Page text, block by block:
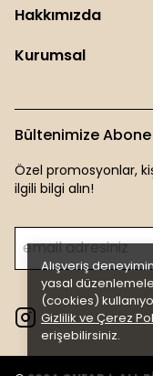
Alışveriş
yasal
(cookies)
Gizlilik ve Çerez
erişebilirsiniz.
Hakkımızda
Kurumsal
Bültenimize
Özel promosyonlar,
ilgili bilgi alın!